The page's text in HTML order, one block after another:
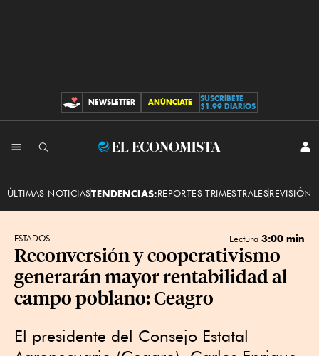
CONTRIBUCIONES
NEWSLETTER ANÚNCIATE
SUSCRÍBETE
$1.99 DIARIOS
El
ÚLTIMAS NOTICIASTENDENCIAS:REPORTES TRIMESTRALESREVISIÓN
ESTADOS Lectura 3:00 min
Reconversión y cooperativismo
generarán mayor rentabilidad al
campo poblano: Ceagro
El presidente del Consejo Estatal